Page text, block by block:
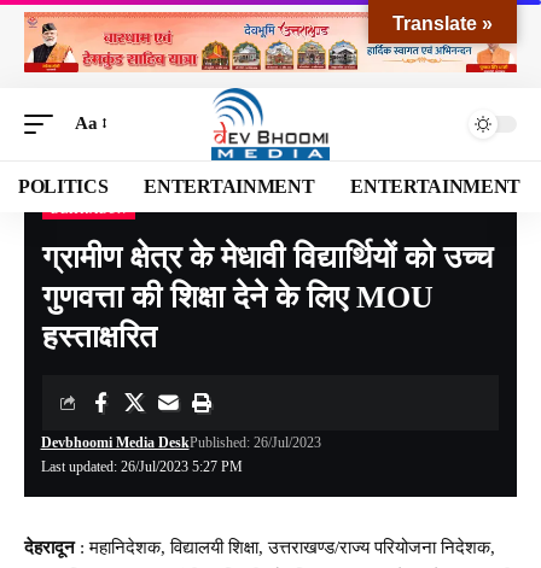
Aa
POLITICS ENTERTAINMENT ENTERTAINMENT
Devbhoomi Media>Blog>NATIONAL> UTTARAKHAND>DEHRADUN>
ग्रामीण क्षेत्र के मेधावी विद्यार्थियों को उच्च
गुणवत्ता की शिक्षा देने के लिए MOU
हस्ताक्षरित
Last updated: 26/Jul/2023 5:27 PM
Devbhoomi Media DeskPublished: 26/Jul/2023
देहरादून: महानिदेशक, विद्यालयी शिक्षा, उत्तराखण्ड/राज्य परियोजना निदेशक,
Translate »